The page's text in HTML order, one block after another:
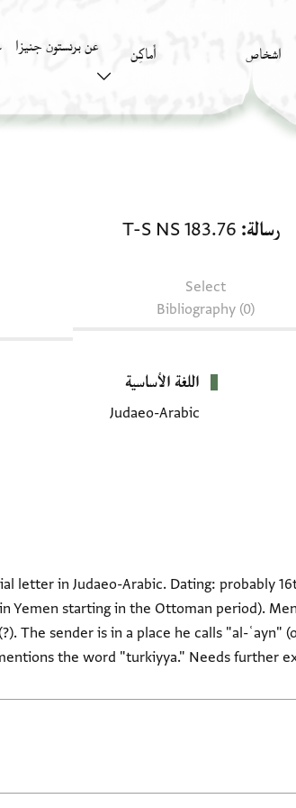
اشخاص أَماكِن عن برنستون جنيزا
رسالة T-S NS 183.76
Select
Bibliography (0)
اللغة الأساسية
Judaeo-Arabic
letter in Judaeo-Arabic. Dating: probably
Yemen starting in the Ottoman period).
The sender is in a place he calls "al-